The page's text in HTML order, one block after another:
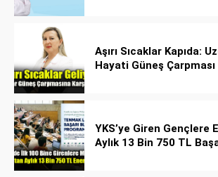
Aşırı Sıcaklar Kapıda:
Hayati Güneş Çarpması
YKS’ye Giren Gençlere
Aylık 13 Bin 750 TL